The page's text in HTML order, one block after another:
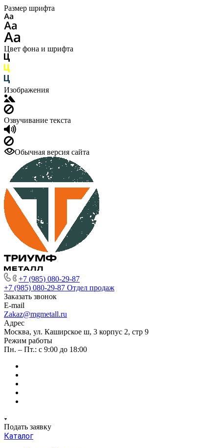
Размер шрифта
Цвет фона и шрифта
Изображения
Озвучивание текста
Обычная версия сайта
+7 (985) 080-29-87
+7 (985) 080-29-87 Отдел продаж
Заказать звонок
E-mail
Zakaz@mgmetall.ru
Адрес
Москва, ул. Каширское ш, 3 корпус 2, стр 9
Режим работы
Пн. – Пт.: с 9:00 до 18:00
Подать заявку
Каталог